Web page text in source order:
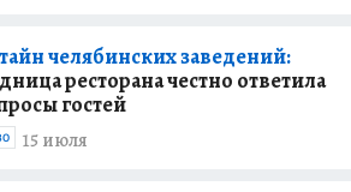
челябинских заведений:
ресторана честно ответила
гостей
15 июля